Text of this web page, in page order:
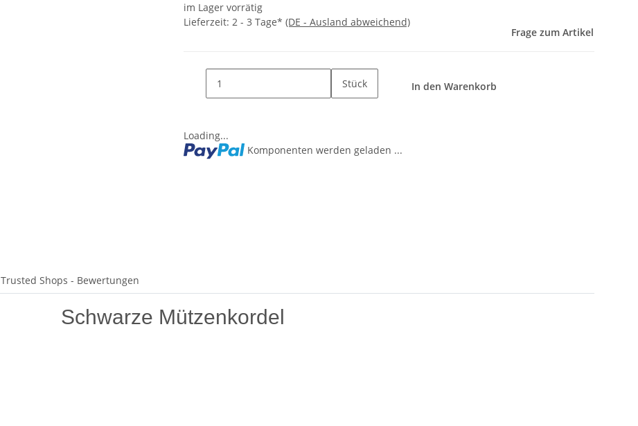
im Lager vorrätig
Lieferzeit: 2 - 3 Tage* (DE - Ausland abweichend)
Frage zum Artikel
Stück In den Warenkorb
Loading...
Komponenten werden geladen ...
Trusted Shops - Bewertungen
Schwarze Mützenkordel